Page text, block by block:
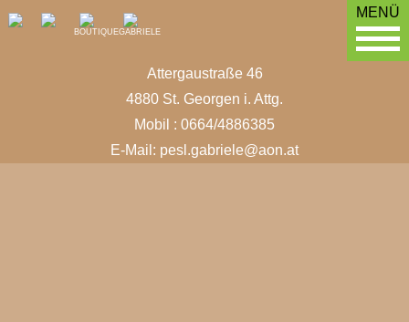
MENÜ
BOUTIQUEGABRIELE
Attergaustraße 46
4880 St. Georgen i. Attg.
Mobil : 0664/4886385
E-Mail: pesl.gabriele@aon.at